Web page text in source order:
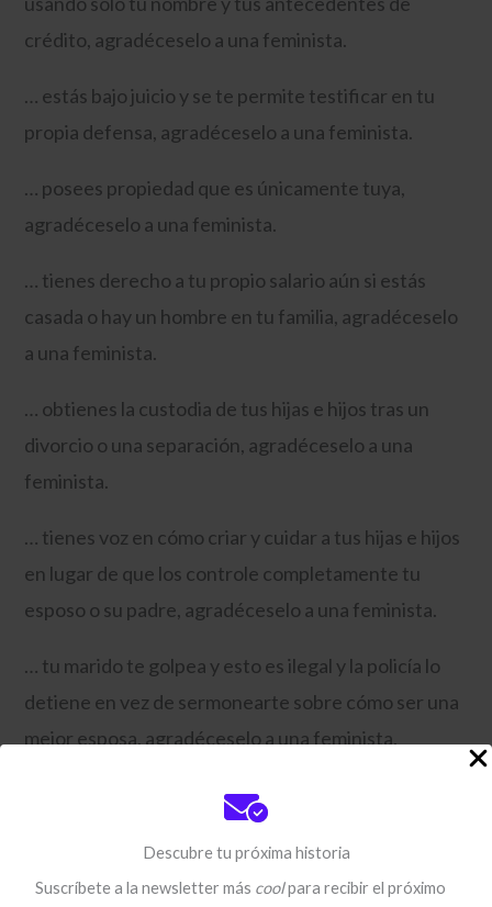
Descubre tu próxima historia
Suscríbete a la newsletter más coolpara recibir el próximo
crédito, agradéceselo a una feminista.
… estás bajo juicio y se te permite testificar en tu
propia defensa, agradéceselo a una feminista.
… posees propiedad que es únicamente tuya,
agradéceselo a una feminista.
… tienes derecho a tu propio salario aún si estás
casada o hay un hombre en tu familia, agradéceselo
a una feminista.
… obtienes la custodia de tus hijas e hijos tras un
divorcio o una separación, agradéceselo a una
feminista.
… tienes voz en cómo criar y cuidar a tus hijas e hijos
en lugar de que los controle completamente tu
esposo o su padre, agradéceselo a una feminista.
… tu marido te golpea y esto es ilegal y la policía lo
detiene en vez de sermonearte sobre cómo ser una
mejor esposa, agradéceselo a una feminista.
… se te otorga un título después de ir a la
Universidad, en lugar de un mero certificado de
haber completado los estudios, agradéceselo a una